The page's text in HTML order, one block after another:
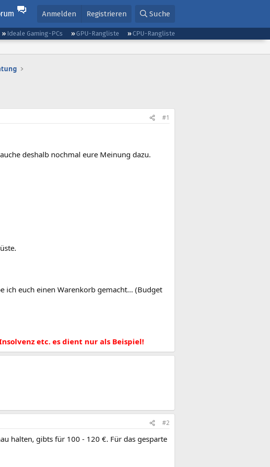
Anmelden Registrieren Suche
Ideale Gaming-PCs GPU-Rangliste
CPU-Rangliste
#1
deshalb nochmal eure Meinung dazu.
ich euch einen Warenkorb gemacht... (Budget
etc. es dient nur als Beispiel!
#2
halten, gibts für 100 - 120 €. Für das gesparte